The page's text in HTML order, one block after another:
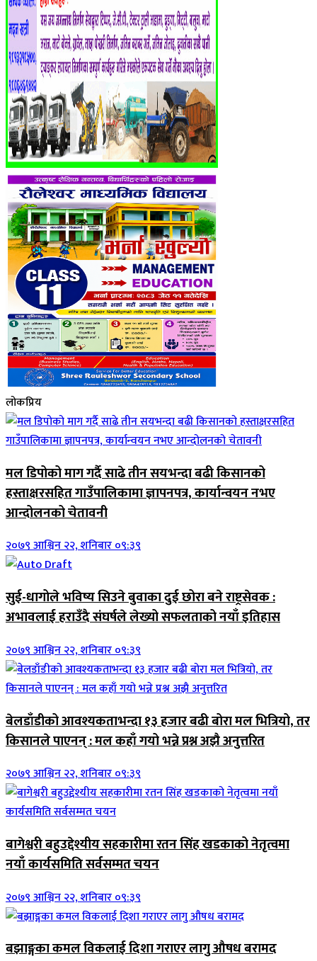
लोकप्रिय
मल डिपोको माग गर्दै साढे तीन सयभन्दा बढी किसानको
हस्ताक्षरसहित गाउँपालिकामा ज्ञापनपत्र, कार्यान्वयन नभए
आन्दोलनको चेतावनी
२०७९ आश्विन २२, शनिबार ०९:३९
सुई-धागोले भविष्य सिउने बुवाका दुई छोरा बने राष्ट्रसेवक :
अभावलाई हराउँदै संघर्षले लेख्यो सफलताको नयाँ इतिहास
२०७९ आश्विन २२, शनिबार ०९:३९
बेलडाँडीको आवश्यकताभन्दा १३ हजार बढी बोरा मल भित्रियो, तर
किसानले पाएनन् : मल कहाँ गयो भन्ने प्रश्न अझै अनुत्तरित
२०७९ आश्विन २२, शनिबार ०९:३९
बागेश्वरी बहुउद्देश्यीय सहकारीमा रतन सिंह खडकाको नेतृत्वमा
नयाँ कार्यसमिति सर्वसम्मत चयन
२०७९ आश्विन २२, शनिबार ०९:३९
बझाङ्गका कमल विकलाई दिशा गराएर लागु औषध बरामद